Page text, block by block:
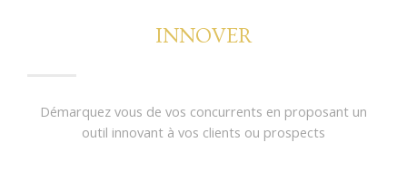
INNOVER
Démarquez vous de vos concurrents en proposant un
outil innovant à vos clients ou prospects